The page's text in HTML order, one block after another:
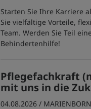
Starten Sie Ihre Karriere
Sie vielfältige Vorteile,
Team. Werden Sie Teil
Behindertenhilfe!
Pflegefachkraft
mit uns in die
04.08.2026 /